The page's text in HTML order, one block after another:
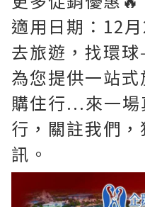
適用日期：12
去旅遊，找環
為您提供一站
購住行...來一
行，關註我們
訊。